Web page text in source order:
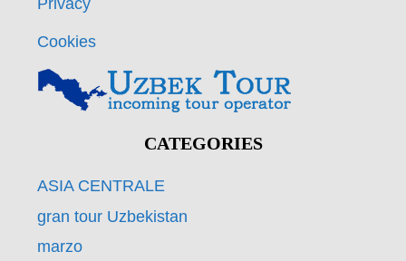
Cookies
CATEGORIES
ASIA CENTRALE
gran tour Uzbekistan
marzo